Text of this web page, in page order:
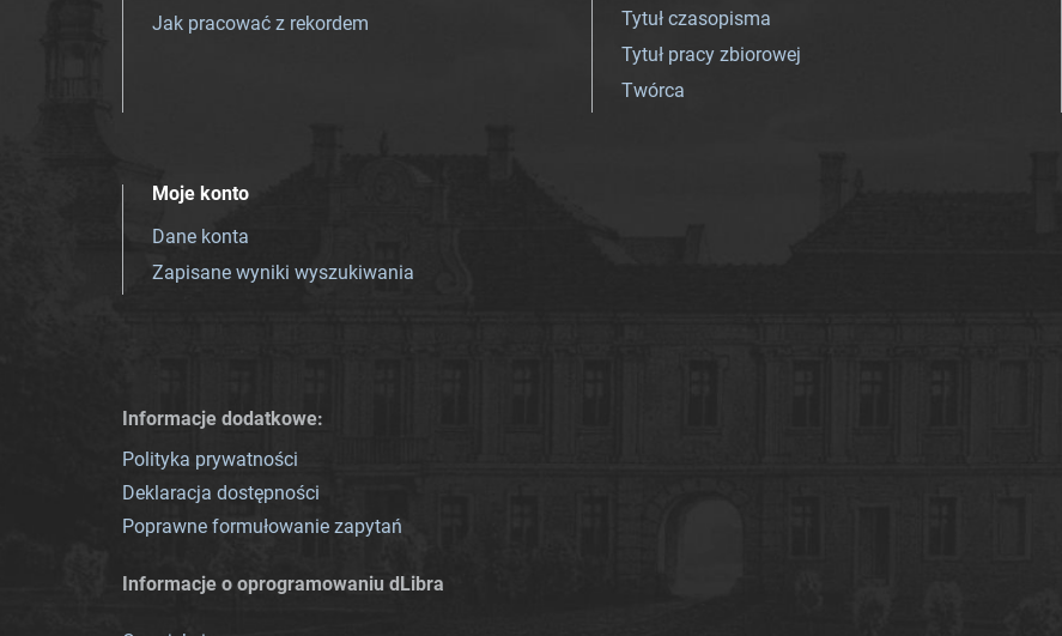
Jak pracować z rekordem
Tytuł czasopisma
Tytuł pracy zbiorowej
Twórca
Moje konto
Dane konta
Zapisane wyniki wyszukiwania
Informacje dodatkowe:
Polityka prywatności
Deklaracja dostępności
Poprawne formułowanie zapytań
Informacje o oprogramowaniu dLibra